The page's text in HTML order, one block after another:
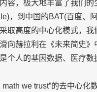
容，极大地丰富了我们
，到中国的BAT(百度、
取高度的中心化模式，
向赫拉利在《未来简史》
个人的基因数据、医疗
math we trust”的去中心